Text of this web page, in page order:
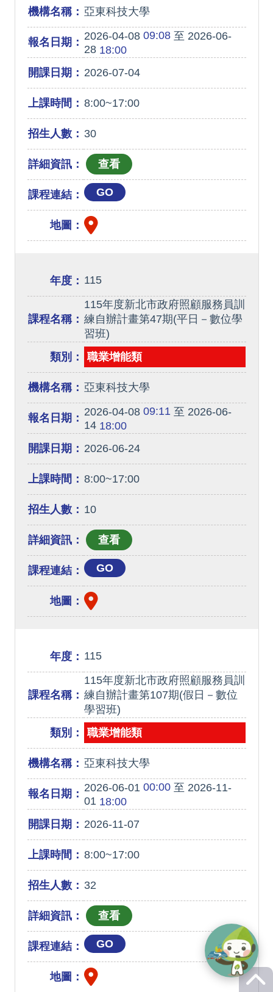
機構名稱： 亞東科技大學
報名日期： 2026-04-0809:08至 2026-06-
2818:00
開課日期： 2026-07-04
上課時間： 8:00~17:00
招生人數： 30
詳細資訊：
課程連結： GO
地圖：
年度： 115
課程名稱：
115年度新北市政府照顧服務員訓
練自辦計畫第47期(平日－數位學
習班)
類別：
職業增能類
機構名稱： 亞東科技大學
報名日期： 2026-04-0809:11至 2026-06-
1418:00
開課日期： 2026-06-24
上課時間： 8:00~17:00
招生人數： 10
詳細資訊：
課程連結： GO
地圖：
年度： 115
課程名稱：
115年度新北市政府照顧服務員訓
練自辦計畫第107期(假日－數位
學習班)
類別：
職業增能類
機構名稱： 亞東科技大學
報名日期： 2026-06-01 00:00至 2026-11-
0118:00
開課日期： 2026-11-07
上課時間： 8:00~17:00
招生人數： 32
詳細資訊：
課程連結： GO
地圖：